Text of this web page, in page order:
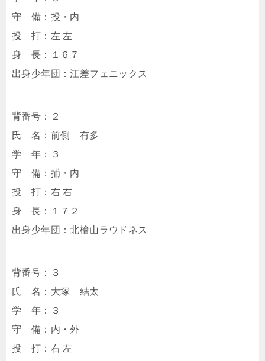
守 備：投・内
投 打：左 左
身 長：１６７
出身少年団：江差フェニックス
背番号：２
氏 名：前側 有多
学 年：３
守 備：捕・内
投 打：右 右
身 長：１７２
出身少年団：北檜山ラウドネス
背番号：３
氏 名：大塚 結太
学 年：３
守 備：内・外
投 打：右 左